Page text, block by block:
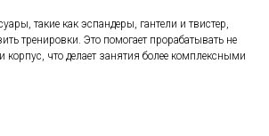
такие как эспандеры, гантели и твистер,
тренировки. Это помогает прорабатывать не
корпус, что делает занятия более комплексными